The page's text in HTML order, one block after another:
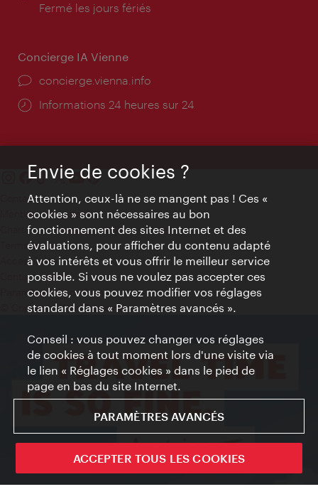
d'ouverture:
Fermé les jours fériés
Concierge IA Vienne
Ort:
concierge.vienna.info
Öffnungszeiten:
Informations 24 heures sur 24
Contact
Mentions obligatoires
Charte sur le respect de la vie privée
Terms of Use
Accessibilité
Contact presse
Paramètres de cookies
© Copyright WienTourismus
Envie de cookies ?
Attention, ceux-là ne se mangent pas ! Ces «
cookies » sont nécessaires au bon
fonctionnement des sites Internet et des
évaluations, pour afficher du contenu adapté
à vos intérêts et vous offrir le meilleur service
possible. Si vous ne voulez pas accepter ces
cookies, vous pouvez modifier vos réglages
standard dans « Paramètres avancés ».
Conseil : vous pouvez changer vos réglages
de cookies à tout moment lors d'une visite via
le lien « Réglages cookies » dans le pied de
page en bas du site Internet.
PARAMÈTRES AVANCÉS
ACCEPTER TOUS LES COOKIES